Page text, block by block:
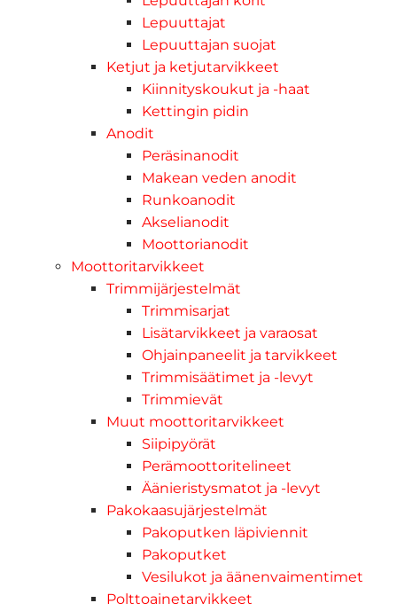
Lepuuttajat
Lepuuttajan suojat
Ketjut ja ketjutarvikkeet
Kiinnityskoukut ja -haat
Kettingin pidin
Anodit
Peräsinanodit
Makean veden anodit
Runkoanodit
Akselianodit
Moottorianodit
Moottoritarvikkeet
Trimmijärjestelmät
Trimmisarjat
Lisätarvikkeet ja varaosat
Ohjainpaneelit ja tarvikkeet
Trimmisäätimet ja -levyt
Trimmievät
Muut moottoritarvikkeet
Siipipyörät
Perämoottoritelineet
Äänieristysmatot ja -levyt
Pakokaasujärjestelmät
Pakoputken läpiviennit
Pakoputket
Vesilukot ja äänenvaimentimet
Polttoainetarvikkeet